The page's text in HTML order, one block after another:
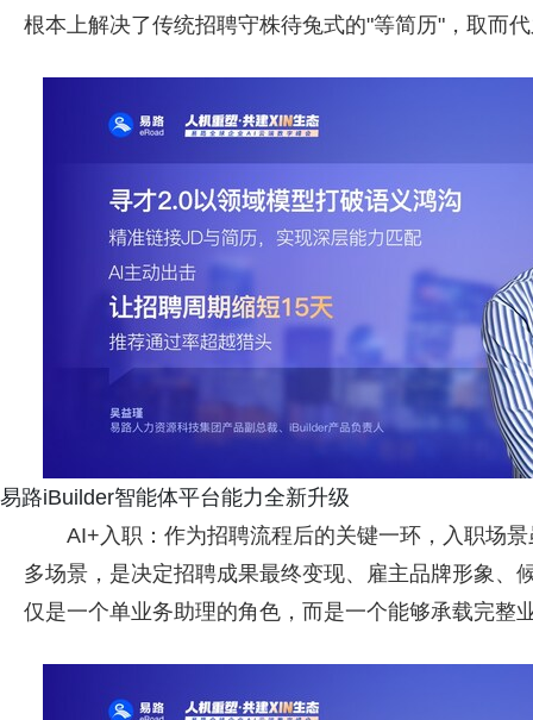
根本上解决了传统招聘守株待兔式的"等简历"，取而
易路iBuilder智能体平台能力全新升级
AI+入职：作为招聘流程后的关键一环，入职场
多场景，是决定招聘成果最终变现、雇主品牌形象、
仅是一个单业务助理的角色，而是一个能够承载完整